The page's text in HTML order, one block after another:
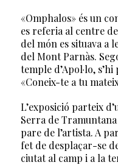
«Omphalos» és un
es referia al centre
del món es situava a
del Mont Parnàs.
temple d’Apol·lo,
«Coneix-te a tu
L’exposició parteix
Serra de
pare de l’artista. A
fet de desplaçar-se
ciutat al camp i a la